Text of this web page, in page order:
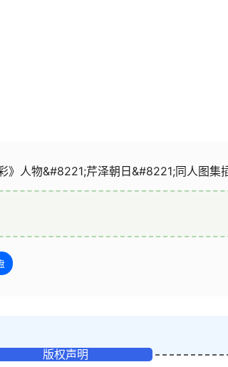
》人物&#8221;芹泽朝日&#8221;同人图集
版权声明